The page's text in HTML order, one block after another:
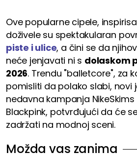
Ove popularne cipele,
doživele su spektakularan
piste i ulice, a čini se da
neće jenjavati ni s dolaskom
2026. Trendu "balletcore", za
pomisliti da polako slabi, novi
nedavna kampanja
Blackpink, potvrđujući da će
zadržati na modnoj sceni.
Možda vas zanima